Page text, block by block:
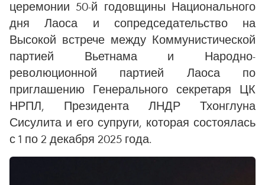
церемонии 50-й годовщины Национального
дня Лаоса и сопредседательство на
Высокой встрече между Коммунистической
партией Вьетнама и Народно-
революционной партией Лаоса по
приглашению Генерального секретаря ЦК
НРПЛ, Президента ЛНДР Тхонглуна
Сисулита и его супруги, которая состоялась
с 1 по 2 декабря 2025 года.